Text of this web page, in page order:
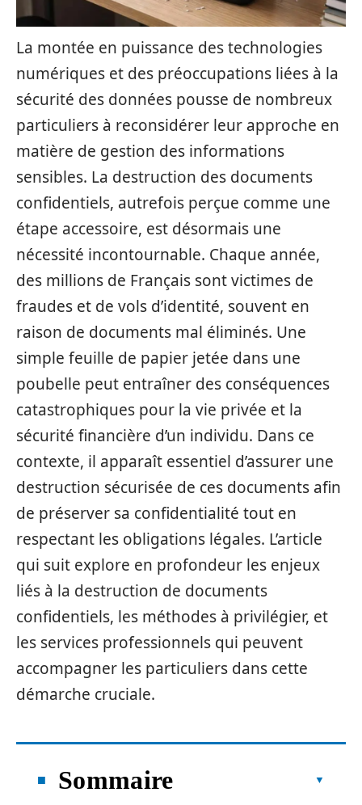
La montée en puissance des technologies
numériques et des préoccupations liées à la
sécurité des données pousse de nombreux
particuliers à reconsidérer leur approche en
matière de gestion des informations
sensibles. La destruction des documents
confidentiels, autrefois perçue comme une
étape accessoire, est désormais une
nécessité incontournable. Chaque année,
des millions de Français sont victimes de
fraudes et de vols d’identité, souvent en
raison de documents mal éliminés. Une
simple feuille de papier jetée dans une
poubelle peut entraîner des conséquences
catastrophiques pour la vie privée et la
sécurité financière d’un individu. Dans ce
contexte, il apparaît essentiel d’assurer une
destruction sécurisée de ces documents afin
de préserver sa confidentialité tout en
respectant les obligations légales. L’article
qui suit explore en profondeur les enjeux
liés à la destruction de documents
confidentiels, les méthodes à privilégier, et
les services professionnels qui peuvent
accompagner les particuliers dans cette
démarche cruciale.
Sommaire